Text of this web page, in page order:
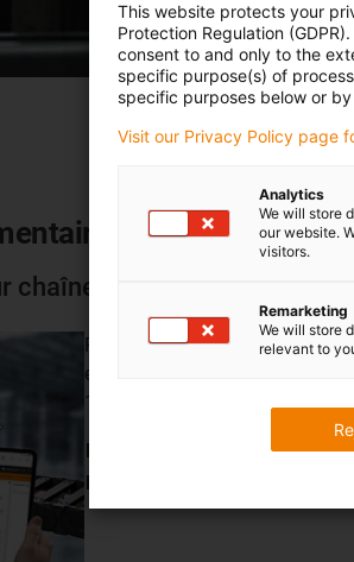
chaînes porte-câbles
Plus de trois milliards de cycles
effectués chaque année dans
180 stations de test.
Laboratoire de tests pour
porte-câbles
This website protects your
Protection Regulation
consent to and only to the
specific purpose(s) of
specific purposes below or
Visit our Privacy Policy page
Analytics
We will store
our website.
visitors.
Remarketing
We will store
relevant to